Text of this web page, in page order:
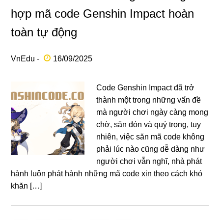
hợp mã code Genshin Impact hoàn
toàn tự động
VnEdu - 16/09/2025
Code Genshin Impact đã trở
thành một trong những vấn đề
mà người chơi ngày càng mong
chờ, săn đón và quý trọng, tuy
nhiên, việc săn mã code không
phải lúc nào cũng dễ dàng như
người chơi vẫn nghĩ, nhà phát
hành luôn phát hành những mã code xịn theo cách khó
khăn […]